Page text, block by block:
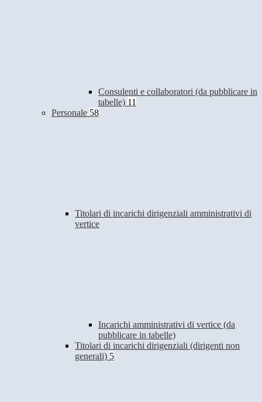
Consulenti e collaboratori (da pubblicare in
tabelle) 11
Personale 58
Titolari di incarichi dirigenziali amministrativi di
vertice
Incarichi amministrativi di vertice (da
pubblicare in tabelle)
Titolari di incarichi dirigenziali (dirigenti non
generali) 5